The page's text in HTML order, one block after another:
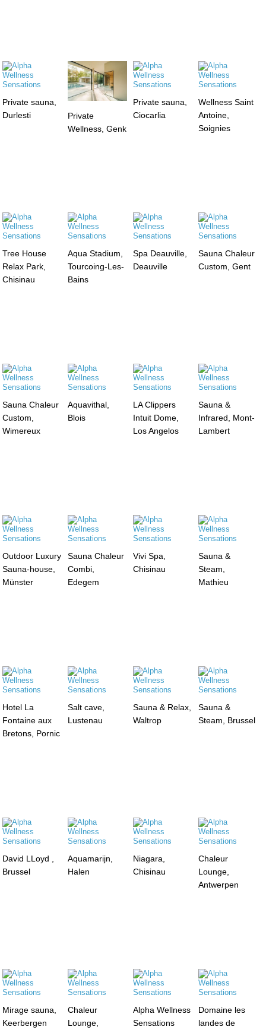
Private sauna,
Durlesti
Private
Wellness, Genk
Private sauna,
Ciocarlia
Wellness Saint
Antoine,
Soignies
Tree House
Relax Park,
Chisinau
Aqua Stadium,
Tourcoing-Les-
Bains
Spa Deauville,
Deauville
Sauna Chaleur
Custom, Gent
Sauna Chaleur
Custom,
Wimereux
Aquavithal,
Blois
LA Clippers
Intuit Dome,
Los Angelos
Sauna &
Infrared, Mont-
Lambert
Outdoor Luxury
Sauna-house,
Münster
Sauna Chaleur
Combi,
Edegem
Vivi Spa,
Chisinau
Sauna &
Steam,
Mathieu
Hotel La
Fontaine aux
Bretons, Pornic
Salt cave,
Lustenau
Sauna & Relax,
Waltrop
Sauna &
Steam, Brussel
David LLoyd ,
Brussel
Aquamarijn,
Halen
Niagara,
Chisinau
Chaleur
Lounge,
Antwerpen
Mirage sauna,
Keerbergen
Chaleur
Lounge,
Alpha Wellness
Sensations
Domaine les
landes de